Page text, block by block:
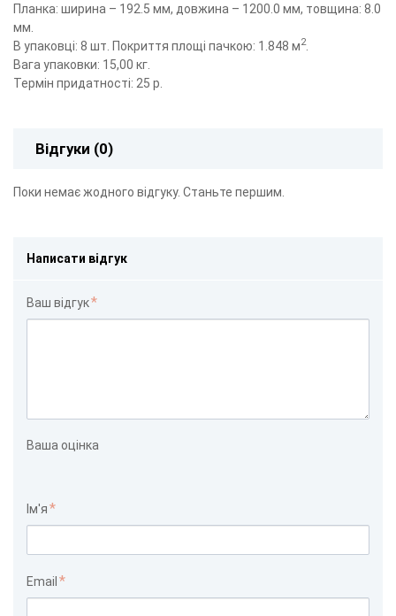
Планка: ширина – 192.5 мм, довжина – 1200.0 мм, товщина: 8.0
мм.
В упаковці: 8 шт. Покриття площі пачкою: 1.848 м2.
Вага упаковки: 15,00 кг.
Термін придатності: 25 р.
Відгуки (0)
Поки немає жодного відгуку. Станьте першим.
Написати відгук
Ваш відгук
Ваша оцінка
Ім'я
Email